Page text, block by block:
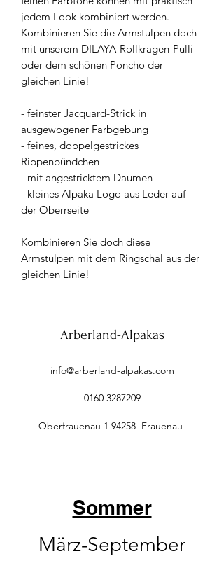
jedem Look kombiniert werden.
Kombinieren Sie die Armstulpen doch
mit unserem DILAYA-Rollkragen-Pulli
oder dem schönen Poncho der
gleichen Linie!
- feinster Jacquard-Strick in
ausgewogener Farbgebung
- feines, doppelgestrickes
Rippenbündchen
- mit angestricktem Daumen
- kleines Alpaka Logo aus Leder auf
der Oberrseite
Kombinieren Sie doch diese
Armstulpen mit dem Ringschal aus der
gleichen Linie!
Arberland-Alpakas
info@arberland-alpakas.com
0160 3287209
Oberfrauenau 1 94258 Frauenau
Sommer
März-September